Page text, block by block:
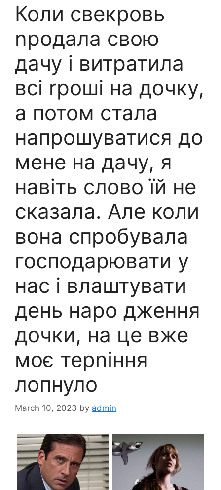
Коли свекровь
nродала свою
дачу і витратила
всі rроші на дочку,
а потом стала
напрошуватися до
мене на дачу, я
навіть слово їй не
сказала. Але коли
вона спробувала
господарювати у
нас і влаштувати
день наро дження
дочки, на це вже
моє терnіння
лопнуло
March 10, 2023 by admin